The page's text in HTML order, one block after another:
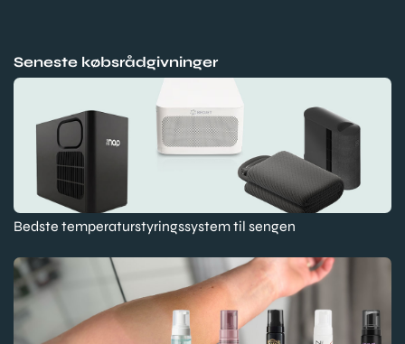
Seneste købsrådgivninger
Bedste temperaturstyringssystem til sengen